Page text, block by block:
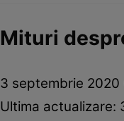
Mituri
3 septembrie 2020
Ultima actualizare: